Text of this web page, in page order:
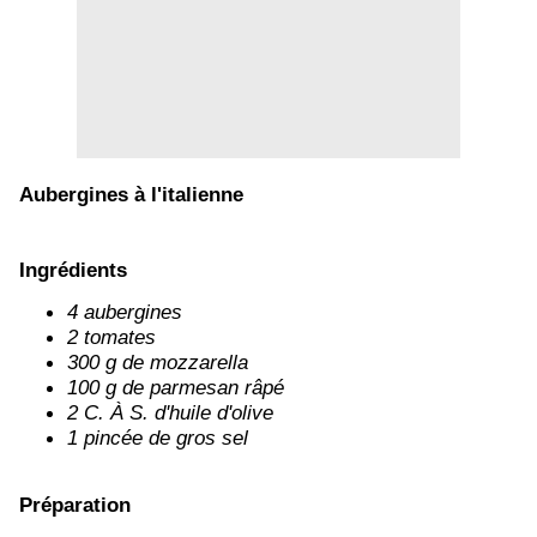
Aubergines à l'italienne
Ingrédients
4 aubergines
2 tomates
300 g de mozzarella
100 g de parmesan râpé
2 C. À S. d'huile d'olive
1 pincée de gros sel
Préparation